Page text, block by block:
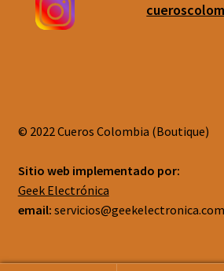
© 2022 Cueros Colombia (Boutique)
Sitio web implementado por:
Geek Electrónica
email: servicios@geekelectronica.com